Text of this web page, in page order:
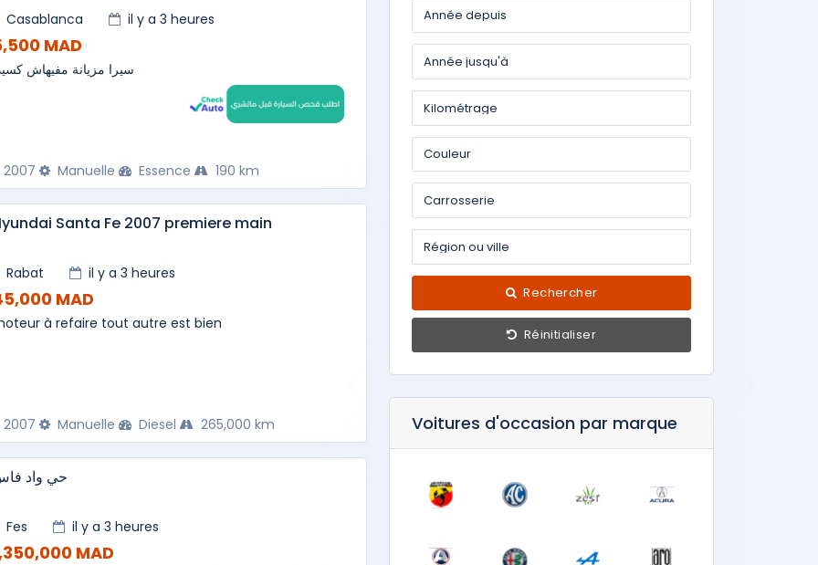
Casablanca il y a 3 heures
MAD
سيرا مزيانة مفيهاش
2007 Manuelle Essence 190 km
Santa Fe 2007 premiere main
Rabat il y a 3 heures
MAD
à refaire tout autre est bien
2007 Manuelle Diesel 265,000 km
حي واد
Fes il y a 3 heures
MAD
Rechercher
Réinitialiser
Voitures d'occasion par marque